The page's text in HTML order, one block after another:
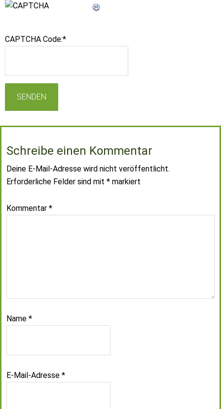
CAPTCHA Code:*
Schreibe einen Kommentar
Deine E-Mail-Adresse wird nicht veröffentlicht.
Erforderliche Felder sind mit * markiert
Kommentar *
Name *
E-Mail-Adresse *